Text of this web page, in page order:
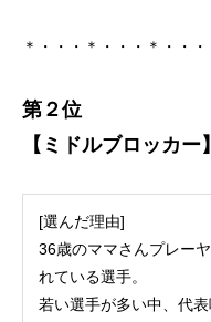
＊・・・＊・・・＊・・・
第２位
【ミドルブロッカ
[選んだ理由]
36歳のママさんプレー
れている選手。
若い選手が多い中、代